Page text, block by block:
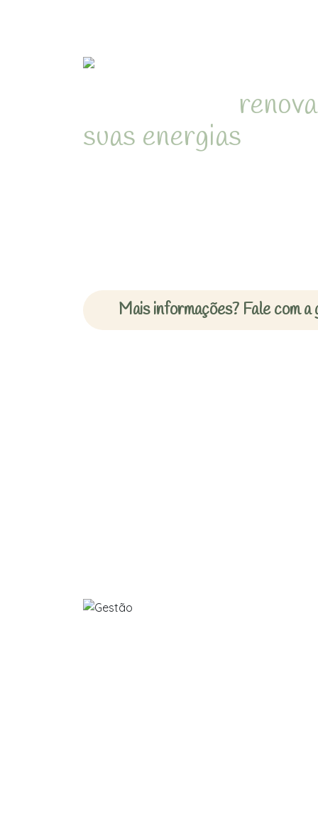
suas energias
Mais informações? Fale com a